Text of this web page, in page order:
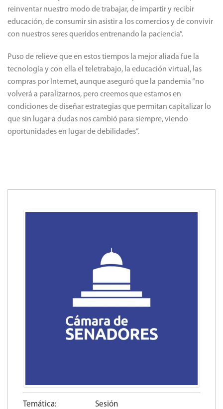
reinventar nuestro modo de trabajar, de impartir y recibir
educación, de consumir sin asistir a los comercios y de convivir
con nuestros seres queridos entrenando la paciencia”.
Puso de relieve que en estos tiempos la mejor aliada fue la
tecnología y con ella el teletrabajo, la educación virtual, las
compras por Internet, aunque aseguró que la pandemia “no
volverá a paralizarnos, pero creemos que estamos en
condiciones de diseñar estrategias que permitan capitalizar lo
que sin lugar a dudas nos cambió para siempre, viendo
oportunidades en lugar de debilidades”.
Temática: Sesión